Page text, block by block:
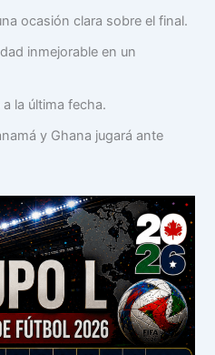
ocasión clara sobre el final.
inmejorable en un
la última fecha.
y Ghana jugará ante